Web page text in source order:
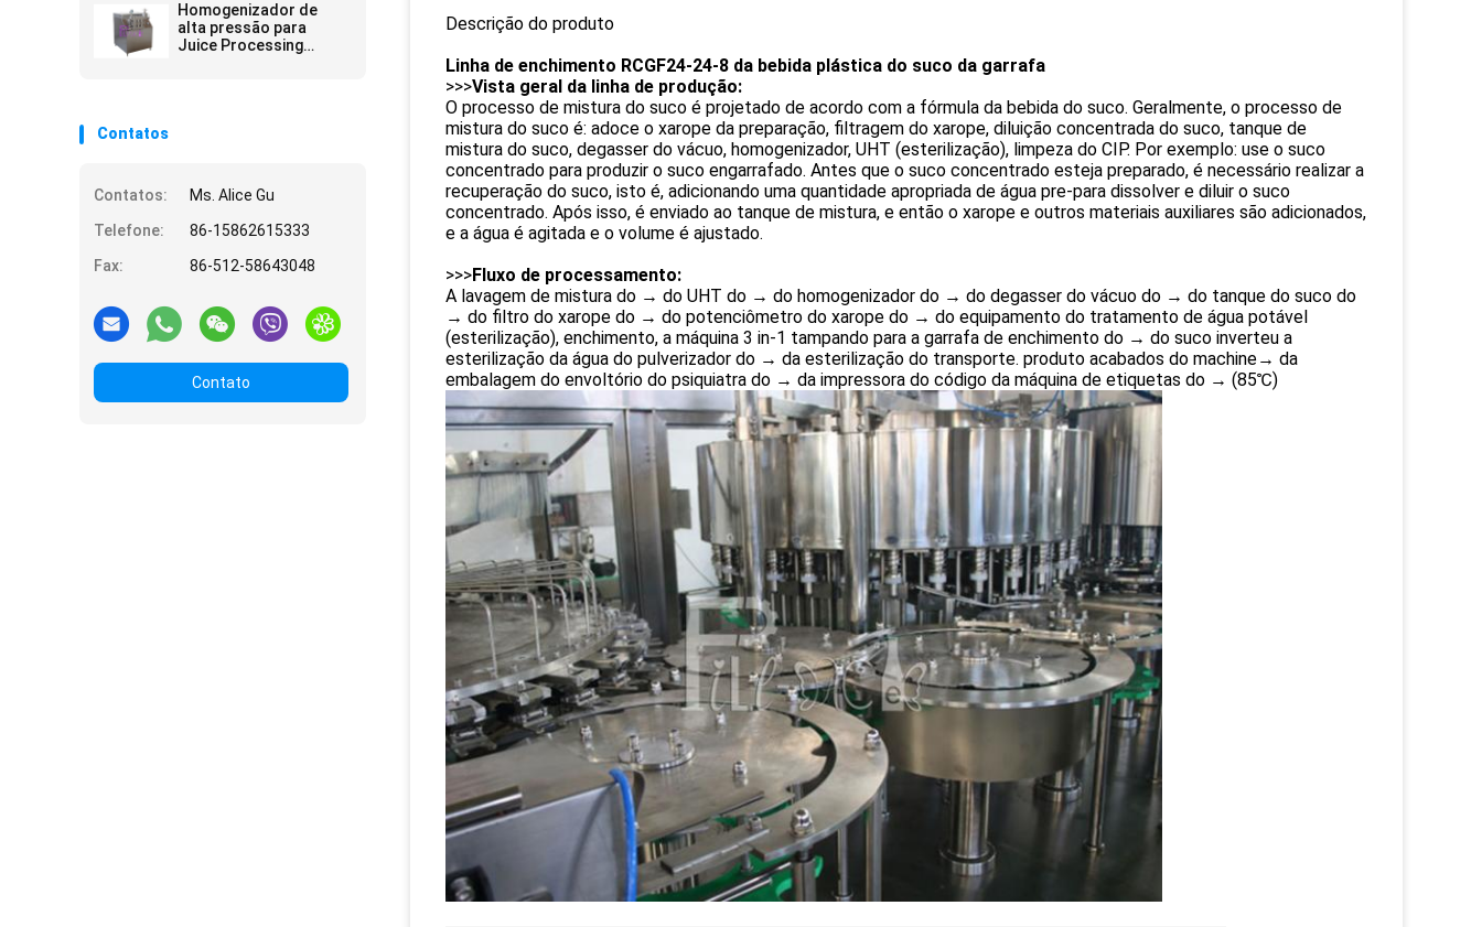
Homogenizador de
alta pressão para
Juice Processing
Contatos
Contatos:
Ms. Alice Gu
Telefone:
86-15862615333
Fax:
86-512-58643048
Contato
Descrição do produto
Linha de enchimento RCGF24-24-8 da bebida plástica do suco da garrafa
>>>Vista geral da linha de produção:
O processo de mistura do suco é projetado de acordo com a fórmula da bebida do suco. Geralmente, o processo de
mistura do suco é: adoce o xarope da preparação, filtragem do xarope, diluição concentrada do suco, tanque de
mistura do suco, degasser do vácuo, homogenizador, UHT (esterilização), limpeza do CIP. Por exemplo: use o suco
concentrado para produzir o suco engarrafado. Antes que o suco concentrado esteja preparado, é necessário realizar a
recuperação do suco, isto é, adicionando uma quantidade apropriada de água pre-para dissolver e diluir o suco
concentrado. Após isso, é enviado ao tanque de mistura, e então o xarope e outros materiais auxiliares são adicionados,
e a água é agitada e o volume é ajustado.
>>>Fluxo de processamento:
A lavagem de mistura do → do UHT do → do homogenizador do → do degasser do vácuo do → do tanque do suco do
→ do filtro do xarope do → do potenciômetro do xarope do → do equipamento do tratamento de água potável
(esterilização), enchimento, a máquina 3 in-1 tampando para a garrafa de enchimento do → do suco inverteu a
esterilização da água do pulverizador do → da esterilização do transporte. produto acabados do machine→ da
embalagem do envoltório do psiquiatra do → da impressora do código da máquina de etiquetas do → (85℃)